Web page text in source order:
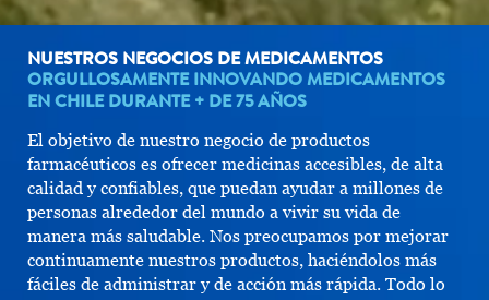
NUESTROS NEGOCIOS DE MEDICAMENTOS
ORGULLOSAMENTE INNOVANDO MEDICAMENTOS
EN CHILE DURANTE + DE 75 AÑOS
El objetivo de nuestro negocio de productos
farmacéuticos es ofrecer medicinas accesibles, de alta
calidad y confiables, que puedan ayudar a millones de
personas alrededor del mundo a vivir su vida de
manera más saludable. Nos preocupamos por mejorar
continuamente nuestros productos, haciéndolos más
fáciles de administrar y de acción más rápida. Todo lo